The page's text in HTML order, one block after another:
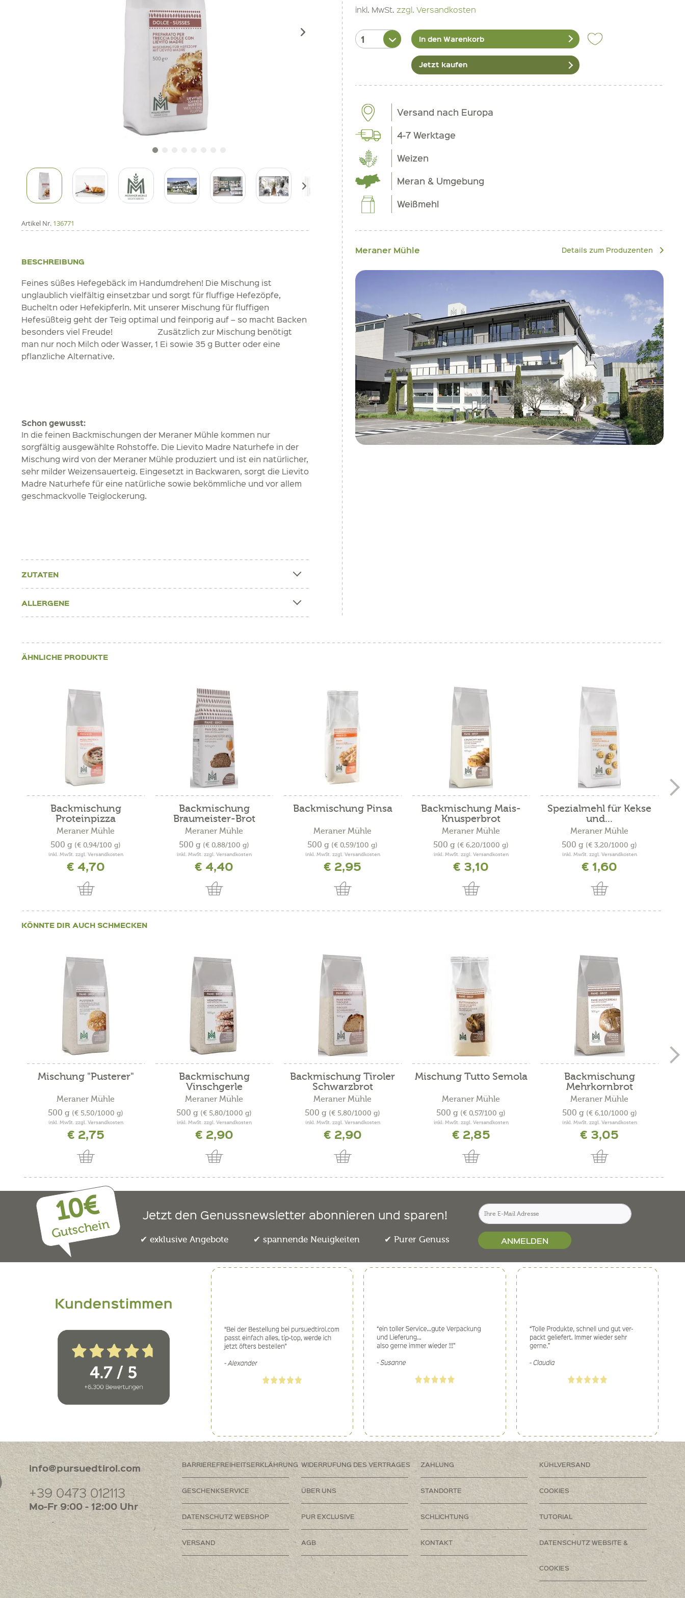
Artikel Nr. 136771
BESCHREIBUNG
Feines süßes Hefegebäck im Handumdrehen! Die Mischung ist
unglaublich vielfältig einsetzbar und sorgt für fluffige Hefezöpfe,
Bucheltn oder Hefekipferln. Mit unserer Mischung für fluffigen
Hefesüßteig geht der Teig optimal und feinporig auf – so macht Backen
besonders viel Freude! Zusätzlich zur Mischung benötigt
man nur noch Milch oder Wasser, 1 Ei sowie 35 g Butter oder eine
pflanzliche Alternative.
Schon gewusst:
In die feinen Backmischungen der Meraner Mühle kommen nur
sorgfältig ausgewählte Rohstoffe. Die Lievito Madre Naturhefe in der
Mischung wird von der Meraner Mühle produziert und ist ein natürlicher,
sehr milder Weizensauerteig. Eingesetzt in Backwaren, sorgt die Lievito
Madre Naturhefe für eine natürliche sowie bekömmliche und vor allem
geschmackvolle Teiglockerung.
ZUTATEN
ALLERGENE
inkl. MwSt. zzgl. Versandkosten
In den Warenkorb
Jetzt kaufen
Versand nach Europa
4-7 Werktage
Weizen
Meran & Umgebung
Weißmehl
Meraner Mühle Details zum Produzenten
ÄHNLICHE PRODUKTE
Backmischung
Proteinpizza
Meraner Mühle
500 g (€ 0,94/100 g)
inkl. MwSt. zzgl. Versandkosten
€ 4,70
Backmischung
Braumeister-Brot
Meraner Mühle
500 g (€ 0,88/100 g)
inkl. MwSt. zzgl. Versandkosten
€ 4,40
Backmischung Pinsa
Meraner Mühle
500 g (€ 0,59/100 g)
inkl. MwSt. zzgl. Versandkosten
€ 2,95
Backmischung Mais-
Knusperbrot
Meraner Mühle
500 g (€ 6,20/1000 g)
inkl. MwSt. zzgl. Versandkosten
€ 3,10
Spezialmehl für Kekse
und...
Meraner Mühle
500 g (€ 3,20/1000 g)
inkl. MwSt. zzgl. Versandkosten
€ 1,60
KÖNNTE DIR AUCH SCHMECKEN
Mischung "Pusterer"
Meraner Mühle
500 g (€ 5,50/1000 g)
inkl. MwSt. zzgl. Versandkosten
€ 2,75
Backmischung
Vinschgerle
Meraner Mühle
500 g (€ 5,80/1000 g)
inkl. MwSt. zzgl. Versandkosten
€ 2,90
Backmischung Tiroler
Schwarzbrot
Meraner Mühle
500 g (€ 5,80/1000 g)
inkl. MwSt. zzgl. Versandkosten
€ 2,90
Mischung Tutto Semola
Meraner Mühle
500 g (€ 0,57/100 g)
inkl. MwSt. zzgl. Versandkosten
€ 2,85
Backmischung
Mehrkornbrot
Meraner Mühle
500 g (€ 6,10/1000 g)
inkl. MwSt. zzgl. Versandkosten
€ 3,05
10€
Gutschein
Jetzt den Genussnewsletter abonnieren und sparen!
exklusive Angebote spannende Neuigkeiten Purer Genuss ANMELDEN
info@pursuedtirol.com
+39 0473 012113
Mo-Fr 9:00 - 12:00 Uhr
BARRIEREFREIHEITSERKLÄHRUNG WIDERRUFUNG DES VERTRAGES ZAHLUNG KÜHLVERSAND
GESCHENKSERVICE ÜBER UNS STANDORTE COOKIES
DATENSCHUTZ WEBSHOP PUR EXCLUSIVE SCHLICHTUNG TUTORIAL
VERSAND AGB KONTAKT DATENSCHUTZ WEBSITE &
COOKIES